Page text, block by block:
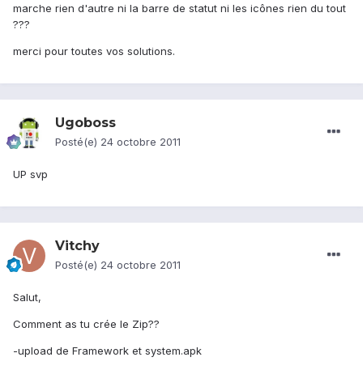
marche rien d'autre ni la barre de statut ni les icônes rien du tout
???
merci pour toutes vos solutions.
Ugoboss
Posté(e) 24 octobre 2011
UP svp
Vitchy
Posté(e) 24 octobre 2011
Salut,
Comment as tu crée le Zip??
-upload de Framework et system.apk